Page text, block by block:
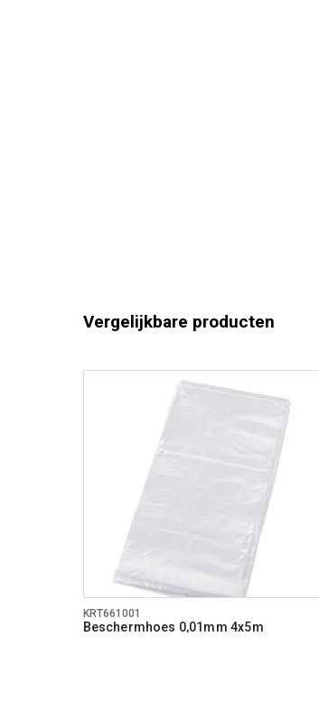
Vergelijkbare producten
KRT661001
Beschermhoes 0,01mm 4x5m